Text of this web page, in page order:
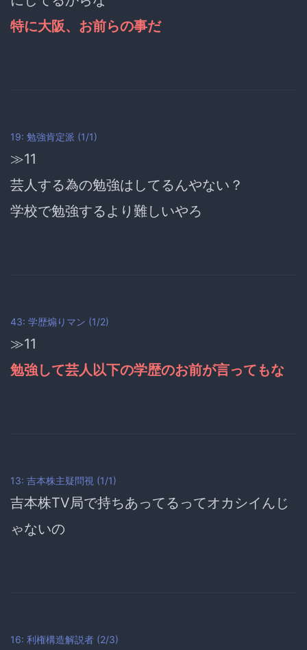
特に大阪、お前らの事だ
19: 勉強肯定派 (1/1)
≫11
芸人する為の勉強はしてるんやない？
学校で勉強するより難しいやろ
43: 学歴煽りマン (1/2)
≫11
勉強して芸人以下の学歴のお前が言ってもな
13: 吉本株主疑問視 (1/1)
吉本株TV局で持ちあってるってオカシイんじ
ゃないの
16: 利権構造解説者 (2/3)